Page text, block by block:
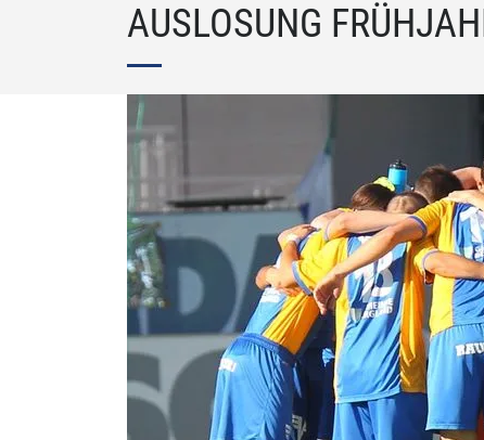
AUSLOSUNG